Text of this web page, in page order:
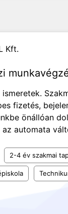
Kft.
fizetés,
önállóan
automata
2-4 év szakmai